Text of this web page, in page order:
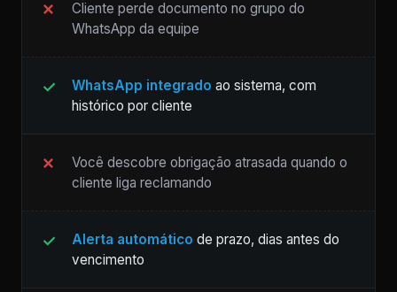
Cliente perde documento no grupo do
WhatsApp da equipe
WhatsApp integrado ao sistema, com
histórico por cliente
Você descobre obrigação atrasada quando o
cliente liga reclamando
Alerta automático de prazo, dias antes do
vencimento